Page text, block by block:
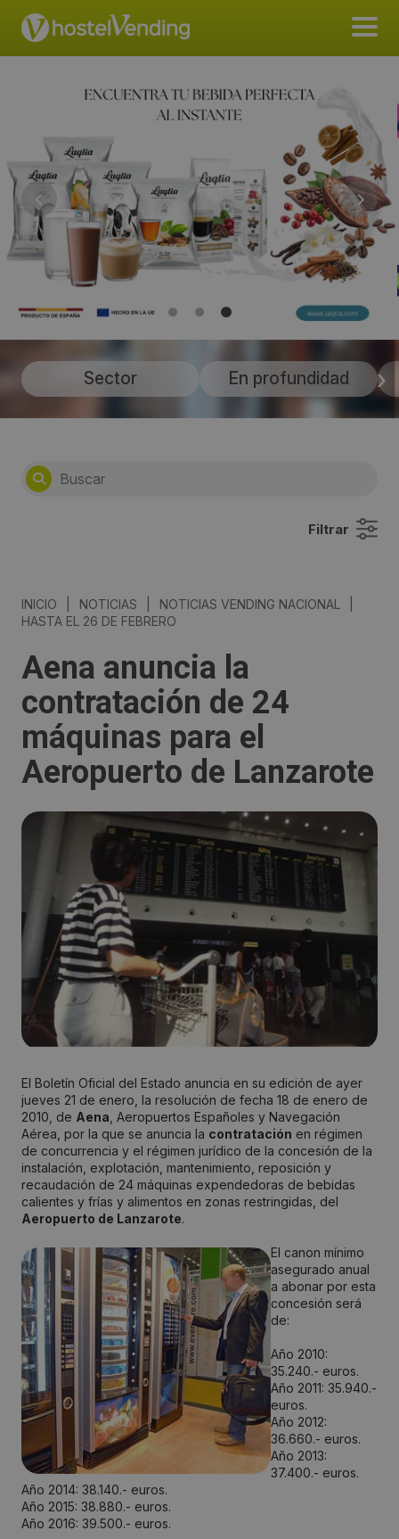
Sector En profundidad
Filtrar
INICIO NOTICIAS NOTICIAS VENDING NACIONAL
HASTA EL 26 DE FEBRERO
Aena anuncia la
contratación de 24
máquinas para el
Aeropuerto de Lanzarote
El Boletín Oficial del Estado anuncia en su edición de ayer
jueves 21 de enero, la resolución de fecha 18 de enero de
2010, de Aena , Aeropuertos Españoles y Navegación
Aérea, por la que se anuncia la contratación en régimen
de concurrencia y el régimen jurídico de la concesión de la
instalación, explotación, mantenimiento, reposición y
recaudación de 24 máquinas expendedoras de bebidas
calientes y frías y alimentos en zonas restringidas, del
Aeropuerto de Lanzarote.
El canon mínimo
asegurado anual
a abonar por esta
concesión será
de:
Año 2010:
35.240.- euros.
Año 2011: 35.940.-
euros.
Año 2012:
36.660.- euros.
Año 2013:
37.400.- euros.
Año 2014: 38.140.- euros.
Año 2015: 38.880.- euros.
Año 2016: 39.500.- euros.